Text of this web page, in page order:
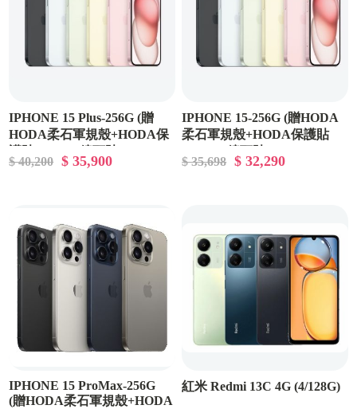
IPHONE 15 Plus-256G (贈
HODA柔石軍規殼+HODA保
$ 40,200 $ 35,900
IPHONE 15-256G (贈HODA
柔石軍規殼+HODA保護貼
$ 35,698 $ 32,290
IPHONE 15 ProMax-256G
(贈HODA柔石軍規殼+HODA
紅米 Redmi 13C 4G (4/128G)